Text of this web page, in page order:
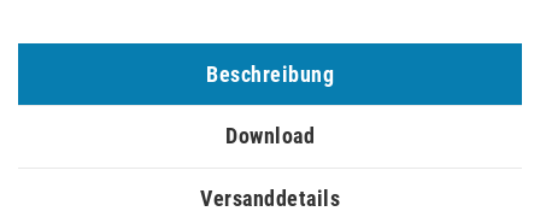
Beschreibung
Download
Versanddetails